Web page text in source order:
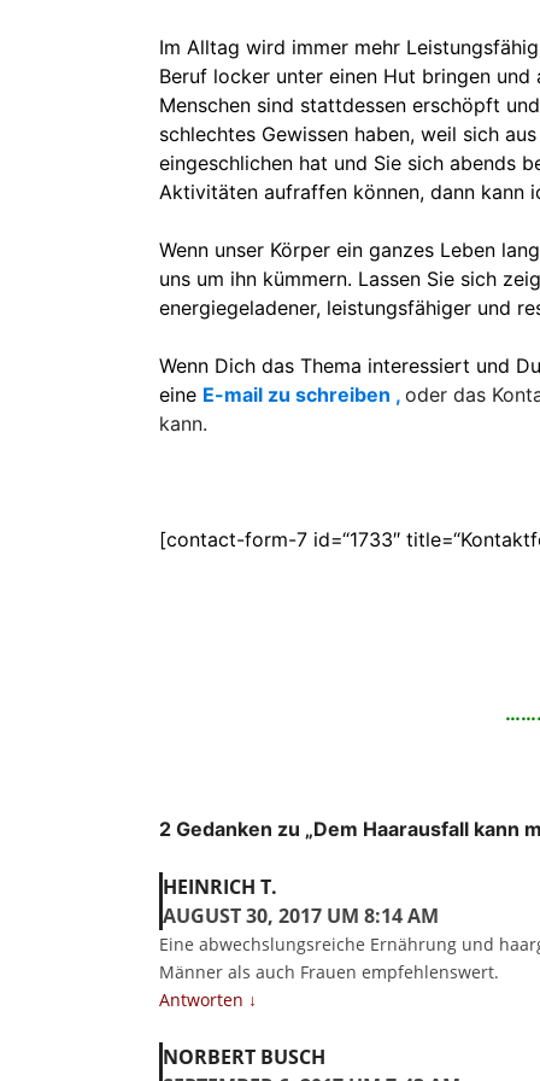
Im Alltag wird immer mehr
Beruf locker unter einen Hut bringen
Menschen sind stattdessen erschöpft
schlechtes Gewissen haben, weil sich
eingeschlichen hat und Sie sich abends
Aktivitäten aufraffen können, dann kann
Wenn unser Körper ein ganzes Leben
uns um ihn kümmern. Lassen Sie sich
energiegeladener, leistungsfähiger und
Wenn Dich das Thema interessiert und
eine E-mail zu schreiben , oder das
kann.
[contact-form-7 id=“1733″
2 Gedanken zu „Dem Haarausfall kann
HEINRICH T.
AUGUST 30, 2017 UM 8:14 AM
Eine abwechslungsreiche Ernährung und
Männer als auch Frauen empfehlenswert.
Antworten ↓
NORBERT BUSCH